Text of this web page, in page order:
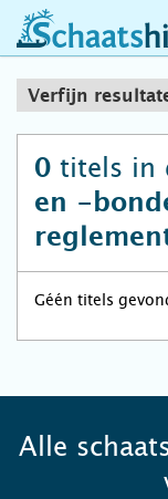
Verfijn
0 titels in
en -
Géén titels
Alle